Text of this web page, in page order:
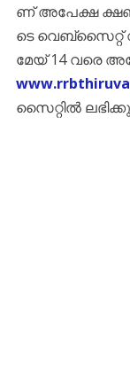
ണ് അ​പേ​ക്ഷ
ടെ വെ​ബ്സൈ​റ്റ്
മേ​യ് 14 വ​രെ
സൈറ്റിൽ